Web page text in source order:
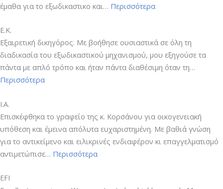
έμαθα για το εξωδικαστικο και… Περισσότερα“Ρ.Τ.”
Ε.Κ.
Εξαιρετική δικηγόρος. Με βοήθησε ουσιαστικά σε όλη τη
διαδικασία του εξωδικαστικού μηχανισμού, μου εξηγούσε τα
πάντα με απλό τρόπο και ήταν πάντα διαθέσιμη όταν τη…
Περισσότερα“Ε.Κ.”
Ι.Α.
Επισκέφθηκα το γραφείο της κ. Κορσάνου για οικογενειακή
υπόθεση και έμεινα απόλυτα ευχαριστημένη. Με βαθιά γνώση
για το αντικείμενο και ειλικρινές ενδιαφέρον κι επαγγελματισμό
αντιμετώπισε… Περισσότερα“Ι.Α.”
EFI